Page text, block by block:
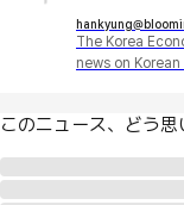
The Korea
news on
このニュース、どう思